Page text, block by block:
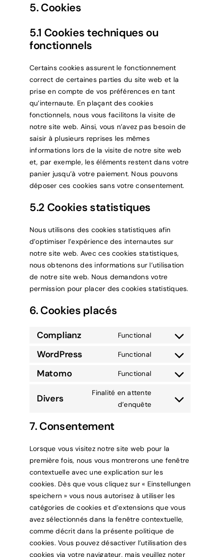
5. Cookies
5.1 Cookies techniques ou
fonctionnels
Certains cookies assurent le fonctionnement
correct de certaines parties du site web et la
prise en compte de vos préférences en tant
qu’internaute. En plaçant des cookies
fonctionnels, nous vous facilitons la visite de
notre site web. Ainsi, vous n’avez pas besoin de
saisir à plusieurs reprises les mêmes
informations lors de la visite de notre site web
et, par exemple, les éléments restent dans votre
panier jusqu’à votre paiement. Nous pouvons
déposer ces cookies sans votre consentement.
5.2 Cookies statistiques
Nous utilisons des cookies statistiques afin
d’optimiser l’expérience des internautes sur
notre site web. Avec ces cookies statistiques,
nous obtenons des informations sur l’utilisation
de notre site web. Nous demandons votre
permission pour placer des cookies statistiques.
6. Cookies placés
Complianz Functional
Consent
complianz
WordPress Functional
Consent
wordpress
Matomo Functional
Consent
service
Divers
Finalité en attente
d’enquête
Consent
7. Consentement
Lorsque vous visitez notre site web pour la
première fois, nous vous montrerons une fenêtre
contextuelle avec une explication sur les
cookies. Dès que vous cliquez sur « Einstellungen
speichern » vous nous autorisez à utiliser les
catégories de cookies et d’extensions que vous
avez sélectionnés dans la fenêtre contextuelle,
comme décrit dans la présente politique de
cookies. Vous pouvez désactiver l’utilisation des
cookies via votre navigateur, mais veuillez noter